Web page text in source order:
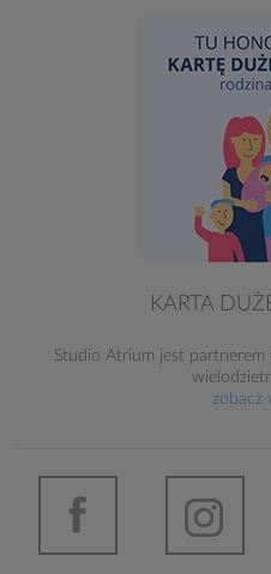
KARTA
Studio Atrium jest partnerem
zobacz